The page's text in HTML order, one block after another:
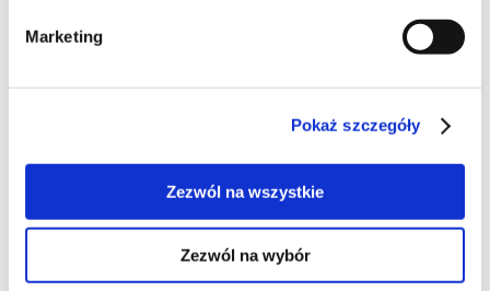
Marketing
Pokaż szczegóły
Zezwól na wszystkie
Zezwól na wybór
Nasza podróż była wielką przygodą, spotkaliśmy wielu ludzi i
przeżyliśmy wiele dobrych i gorszych doświadczeń. Przed
podróżą baliśmy się wielu rzeczy, ale nic strasznego się nie stało i
bawiliśmy się naprawdę dobrze. Teraz, leżąc w łóżku, jedząc w
suchym i ciepłym domu, rozmyślamy nad następnymi
wycieczkami."